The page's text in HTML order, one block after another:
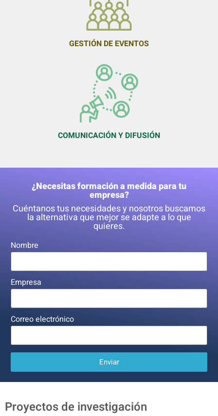
GESTIÓN DE EVENTOS
COMUNICACIÓN Y DIFUSIÓN
¿Necesitas formación a medida para tu
empresa?
Cuéntanos tus necesidades y nosotros buscamos
la alternativa que mejor se adapte a lo que
quieres.
Nombre
Empresa
Correo electrónico
Enviar
Proyectos de investigación